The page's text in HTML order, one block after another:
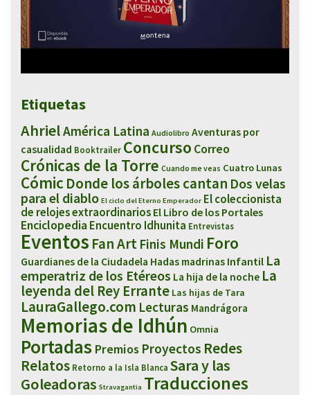
Etiquetas
AhrielAmérica Latina Audiolibro Aventuras por
casualidad Booktrailer Concurso Correo
Crónicas de la Torre Cuando me veas Cuatro Lunas
Cómic Donde los árboles cantan Dos velas
para el diablo El ciclo del Eterno Emperador El coleccionista
de relojes extraordinarios El Libro de los Portales
Enciclopedia Encuentro Idhunita Entrevistas
Eventos Fan Art Finis Mundi Foro
Guardianes de la Ciudadela Hadas madrinas Infantil La
emperatriz de los Etéreos La hija de la noche La
leyenda del Rey Errante Las hijas de Tara
LauraGallego.com Lecturas Mandrágora
Memorias de Idhún Omnia
Portadas Premios Proyectos Redes
Relatos Retorno a la Isla Blanca Sara y las
Goleadoras Stravagantia Traducciones